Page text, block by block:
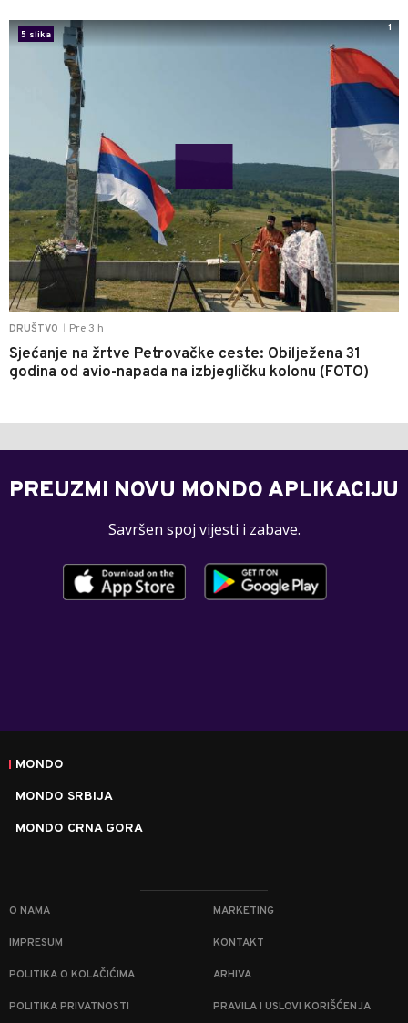
DRUŠTVO Pre 3 h
Sjećanje na žrtve Petrovačke ceste: Obilježena 31
godina od avio-napada na izbjegličku kolonu (FOTO)
5 slika
1
PREUZMI NOVU MONDO APLIKACIJU
Savršen spoj vijesti i zabave.
MONDO
MONDO SRBIJA
MONDO CRNA GORA
O NAMA MARKETING
IMPRESUM KONTAKT
POLITIKA O KOLAČIĆIMA ARHIVA
POLITIKA PRIVATNOSTI PRAVILA I USLOVI KORIŠĆENJA